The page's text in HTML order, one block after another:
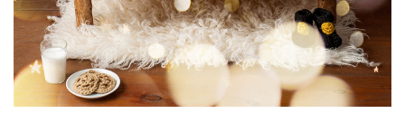
Free Bokeh Overlay #14
Small 800*533px
Bright Christmas
(150 Overlays)